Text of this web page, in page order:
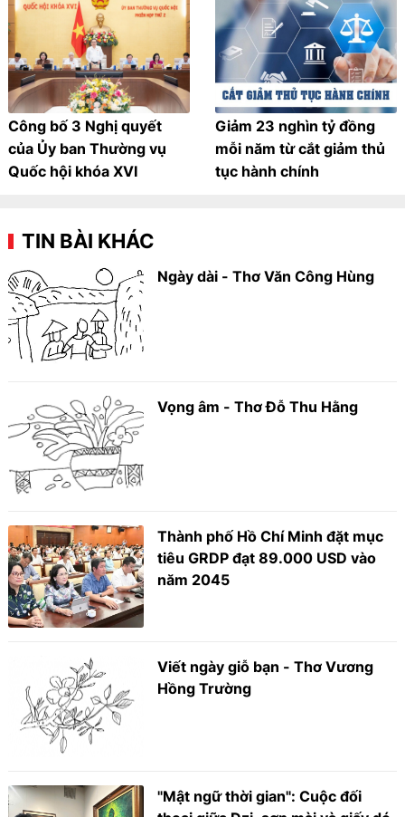
Công bố 3 Nghị quyết
của Ủy ban Thường vụ
Quốc hội khóa XVI
Giảm 23 nghìn tỷ đồng
mỗi năm từ cắt giảm thủ
tục hành chính
TIN BÀI KHÁC
Ngày dài - Thơ Văn Công Hùng
Vọng âm - Thơ Đỗ Thu Hằng
Thành phố Hồ Chí Minh đặt mục
tiêu GRDP đạt 89.000 USD vào
năm 2045
Viết ngày giỗ bạn - Thơ Vương
Hồng Trường
"Mật ngữ thời gian": Cuộc đối